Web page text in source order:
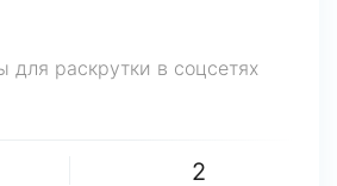
для раскрутки в соцсетях
2